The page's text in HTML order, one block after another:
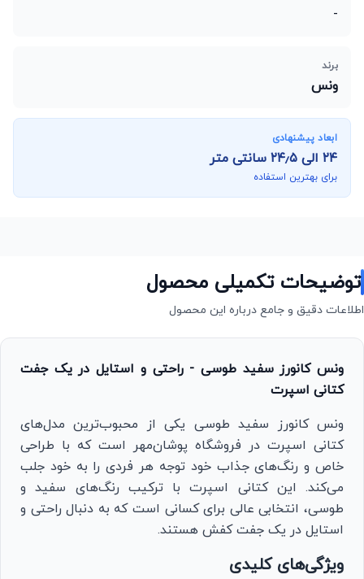
-
برند
ونس
ابعاد پیشنهادی
۲۴ الی۲۴٫۵سانتی متر
برای بهترین استفاده
توضیحات تکمیلی محصول
اطلاعات دقیق و جامع درباره این محصول
ونس کانورز سفید طوسی - راحتی و استایل در یک جفت
کتانی اسپرت
ونس کانورز سفید طوسی یکی از محبوب‌ترین مدل‌های
کتانی اسپرت در فروشگاه پوشان‌مهر است که با طراحی
خاص و رنگ‌های جذاب خود توجه هر فردی را به خود جلب
می‌کند. این کتانی اسپرت با ترکیب رنگ‌های سفید و
طوسی، انتخابی عالی برای کسانی است که به دنبال راحتی و
استایل در یک جفت کفش هستند.
ویژگی‌های کلیدی